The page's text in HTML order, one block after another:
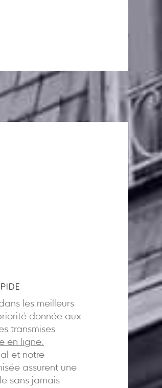
les meilleurs
donnée aux
transmises
en ligne.
et notre
assurent une
sans jamais